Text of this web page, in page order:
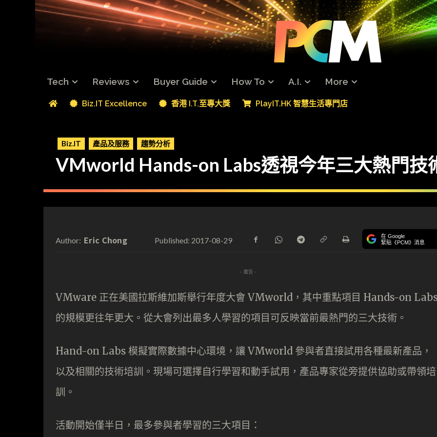
Tech Reviews Buyer Guide How To A.I. More
Biz.IT Excellence 香港 I.T.至專大獎 PlayIT.HK 智慧生活專門店
Biz.IT 產品及服務 趨勢分析
VMworld Hands-on Labs透視今年三大熱門技
Author: Eric Chong Published: 2017-08-29 在 Google
緊貼《PCM》消息
- 廣告 -
VMware 正在美國拉斯維加斯舉行年度大會 VMworld，其中重點項目 Hands-on
的規模更往年更大。從大會列出最多人學習的項目可反映當前最熱門的三大技術。
Hand-on Labs 模擬實際數據中心環境，讓 VMworld 參與者直接試用各種最新產品，
以及相關的技術培訓。現場可選擇自行學習和動手試用，產品專家從旁提供協助或帶領培
訓。
活動開始僅半日，最多參與者學習的三大項目：